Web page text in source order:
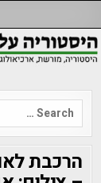
to
content
Search
for:
הרכבת